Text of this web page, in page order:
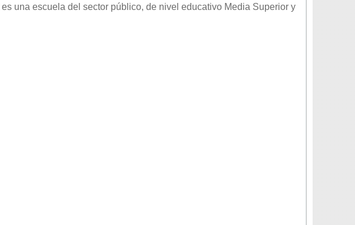
es una escuela del sector público, de nivel educativo Media Superior y